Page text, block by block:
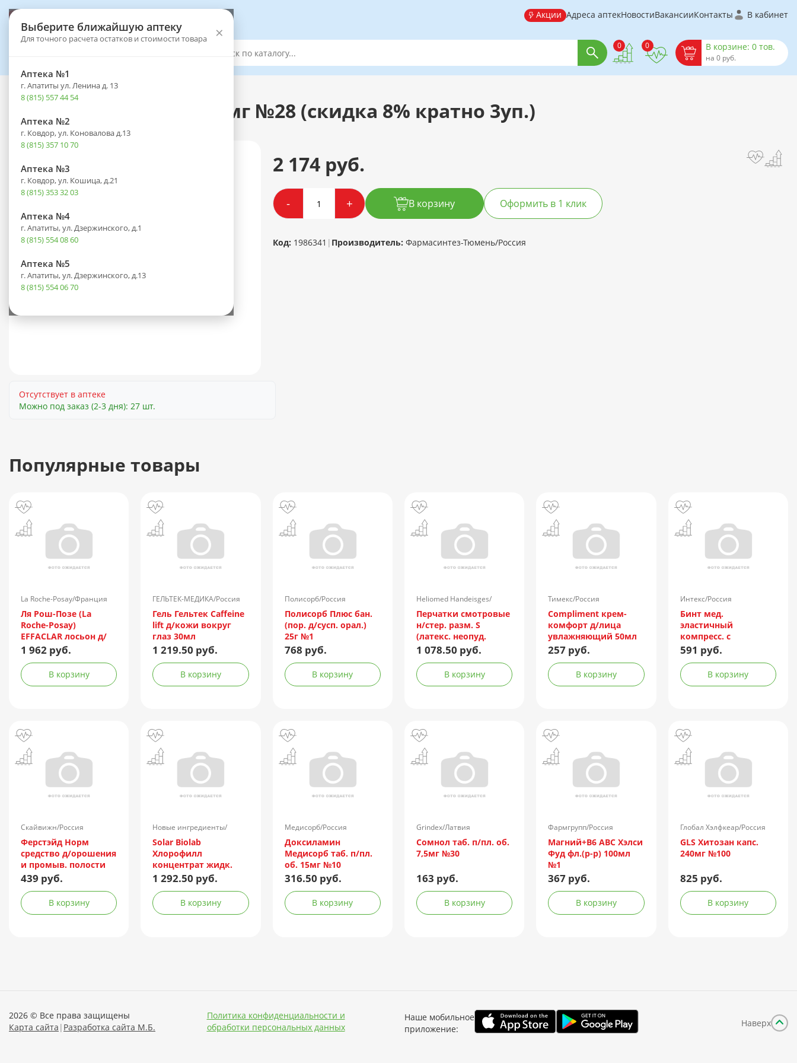
Выберите ближайшую аптеку
Для точного расчета остатков и стоимости товара ×
Аптека №1
г. Апатиты ул. Ленина д. 13
8 (815) 557 44 54
Аптека №2
г. Ковдор, ул. Коновалова д.13
8 (815) 357 10 70
Аптека №3
г. Ковдор, ул. Кошица, д.21
8 (815) 353 32 03
Аптека №4
г. Апатиты, ул. Дзержинского, д.1
8 (815) 554 08 60
Аптека №5
г. Апатиты, ул. Дзержинского, д.13
8 (815) 554 06 70
Акции Адреса аптекНовостиВакансииКонтакты В кабинет
0 0 В корзине: 0 тов.
на 0 руб.
Каталог - Товары
ДляЖенс метри таб. 2мг №28 (скидка 8% кратно 3уп.)
2 174 руб.
- + В корзину Оформить в 1 клик
Код: 1986341 | Производитель: Фармасинтез-Тюмень/Россия
Отсутствует в аптеке
Можно под заказ (2-3 дня): 27 шт.
Популярные товары
La Roche-Posay/Франция
Ля Рош-Позе (La
Roche-Posay)
EFFACLAR лосьон д/
сужения пор с
микроотшелушивающий
эффектом 200мл №2
1 962 руб.
В корзину
ГЕЛЬТЕК-МЕДИКА/Россия
Гель Гельтек Caffeine
lift д/кожи вокруг
глаз 30мл
1 219.50 руб.
В корзину
Полисорб/Россия
Полисорб Плюс бан.
(пор. д/сусп. орал.)
25г №1
768 руб.
В корзину
Heliomed Handeisges/
Австрия
Перчатки смотровые
н/стер. разм. S
(латекс. неопуд.
повыш прочн.
MANUAL HR419) №50
(25 пар)
1 078.50 руб.
В корзину
Тимекс/Россия
Compliment крем-
комфорт д/лица
увлажняющий 50мл
257 руб.
В корзину
Интекс/Россия
Бинт мед.
эластичный
компресс. с
индикатором
натяжения выс.
растяж. 8смх3м
(фискатор липучка)
591 руб.
В корзину
Скайвижн/Россия
Ферстэйд Норм
средство д/орошения
и промыв. полости
носа 150мл (с
насадкой душ)
439 руб.
В корзину
Новые ингредиенты/
Россия
Solar Biolab
Хлорофилл
концентрат жидк.
500мл
1 292.50 руб.
В корзину
Медисорб/Россия
Доксиламин
Медисорб таб. п/пл.
об. 15мг №10
316.50 руб.
В корзину
Grindex/Латвия
Сомнол таб. п/пл. об.
7,5мг №30
163 руб.
В корзину
Фармгрупп/Россия
Магний+B6 ABC Хэлси
Фуд фл.(р-р) 100мл
№1
367 руб.
В корзину
Глобал Хэлфкеар/Россия
GLS Хитозан капс.
240мг №100
825 руб.
В корзину
2026 © Все права защищены
Карта сайта | Разработка сайта М.Б.
Политика конфиденциальности и
обработки персональных данных
Наше мобильное
приложение:
Наверх